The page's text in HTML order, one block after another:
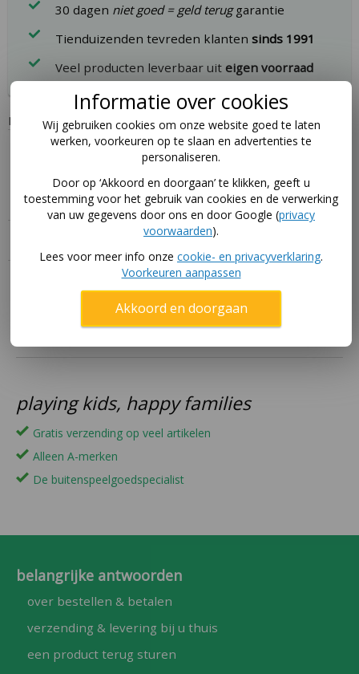
30 dagen niet goed = geld teruggarantie
Tienduizenden tevreden klantensinds 1991
Veel producten leverbaar uiteigen voorraad
BERG voetbal maat 5.
Omschrijving
Voetbal van het merk BERG, maat 5.
playing kids, happy families
Gratis verzending op veel artikelen
Alleen A-merken
De buitenspeelgoedspecialist
belangrijke antwoorden
over bestellen & betalen
verzending & levering bij u thuis
een product terug sturen
Informatie over cookies
Wij gebruiken cookies om onze website goed te laten
werken, voorkeuren op te slaan en advertenties te
personaliseren.
Door op ‘Akkoord en doorgaan’ te klikken, geeft u
toestemming voor het gebruik van cookies en de verwerking
van uw gegevens door ons en door Google (privacy
voorwaarden).
Lees voor meer info onze cookie- en privacyverklaring.
Voorkeuren aanpassen
Akkoord en doorgaan